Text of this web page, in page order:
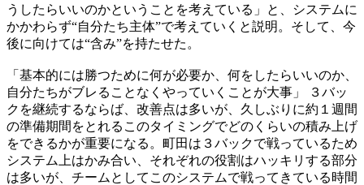
うしたらいいのかということを考えている」と、システムに
かかわらず“自分たち主体”で考えていくと説明。そして、今
後に向けては“含み”を持たせた。
「基本的には勝つために何が必要か、何をしたらいいのか、
自分たちがブレることなくやっていくことが大事」 ３バッ
クを継続するならば、改善点は多いが、久しぶりに約１週間
の準備期間をとれるこのタイミングでどのくらいの積み上げ
をできるかが重要になる。町田は３バックで戦っているため
システム上はかみ合い、それぞれの役割はハッキリする部分
は多いが、チームとしてこのシステムで戦ってきている時間